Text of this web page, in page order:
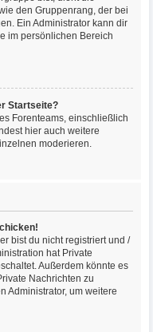
den Gruppenrang, der bei
Ein Administrator kann dir
im persönlichen Bereich
Startseite?
Forenteams, einschließlich
hier auch weitere
moderieren.
bist du nicht registriert und /
hat Private
Außerdem könnte es
Nachrichten zu
Administrator, um weitere